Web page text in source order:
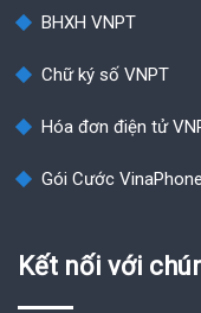
BHXH VNPT
Chữ ký số VNPT
Hóa đơn điện tử
Gói Cước VinaPhone
Kết nối với